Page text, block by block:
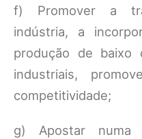
f) Promover a
indústria, a
produção de baixo
industriais,
competitividade;
g) Apostar numa